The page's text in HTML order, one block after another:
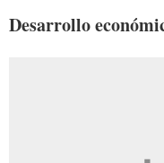
Desarrollo